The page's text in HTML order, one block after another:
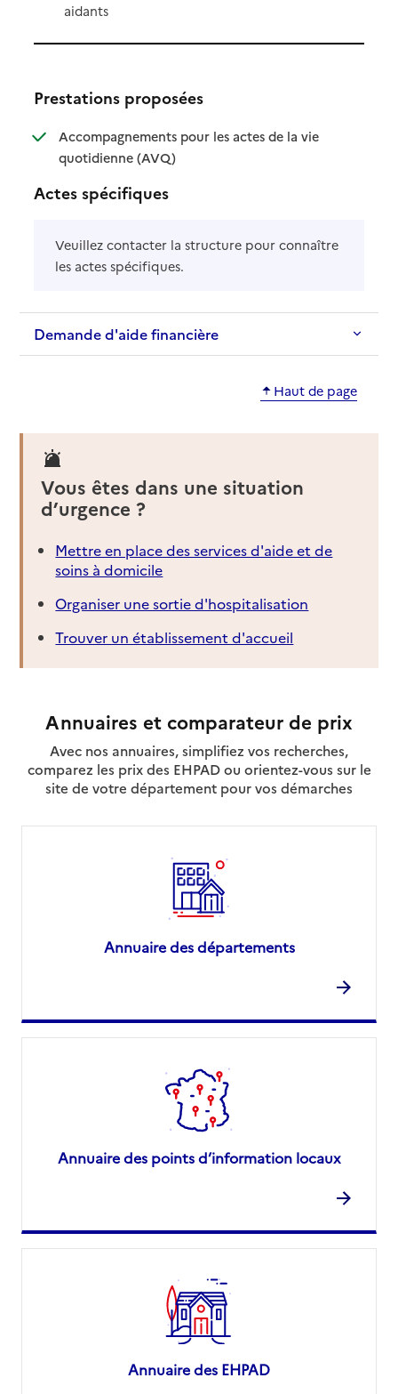
aidants
Prestations proposées
Accompagnements pour les actes de la vie
quotidienne (AVQ): disponible
: non disponible
Actes spécifiques
Veuillez contacter la structure pour connaître
les actes spécifiques.
Demande d'aide financière
Haut de page
Vous êtes dans une situation
d’urgence ?
Mettre en place des services d'aide et de
soins à domicile
Organiser une sortie d'hospitalisation
Trouver un établissement d'accueil
Annuaires et comparateur de prix
Avec nos annuaires, simplifiez vos recherches,
comparez les prix des EHPAD ou orientez-vous sur le
site de votre département pour vos démarches
Annuaire des départements
Annuaire des points d’information locaux
Annuaire des EHPAD